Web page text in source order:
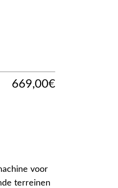
669,00€
voor
terreinen